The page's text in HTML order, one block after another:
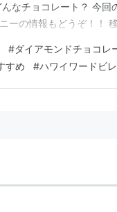
なチョコレート？ 今
ーの情報もどうぞ！！
レートをばら撒きお土
こちらは箱も可愛…
#ダイアモンドチョコレ
すめ #ハワイワードビ